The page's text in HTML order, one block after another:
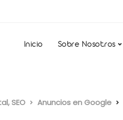
Inicio Sobre Nosotros
SEO Anuncios en Google